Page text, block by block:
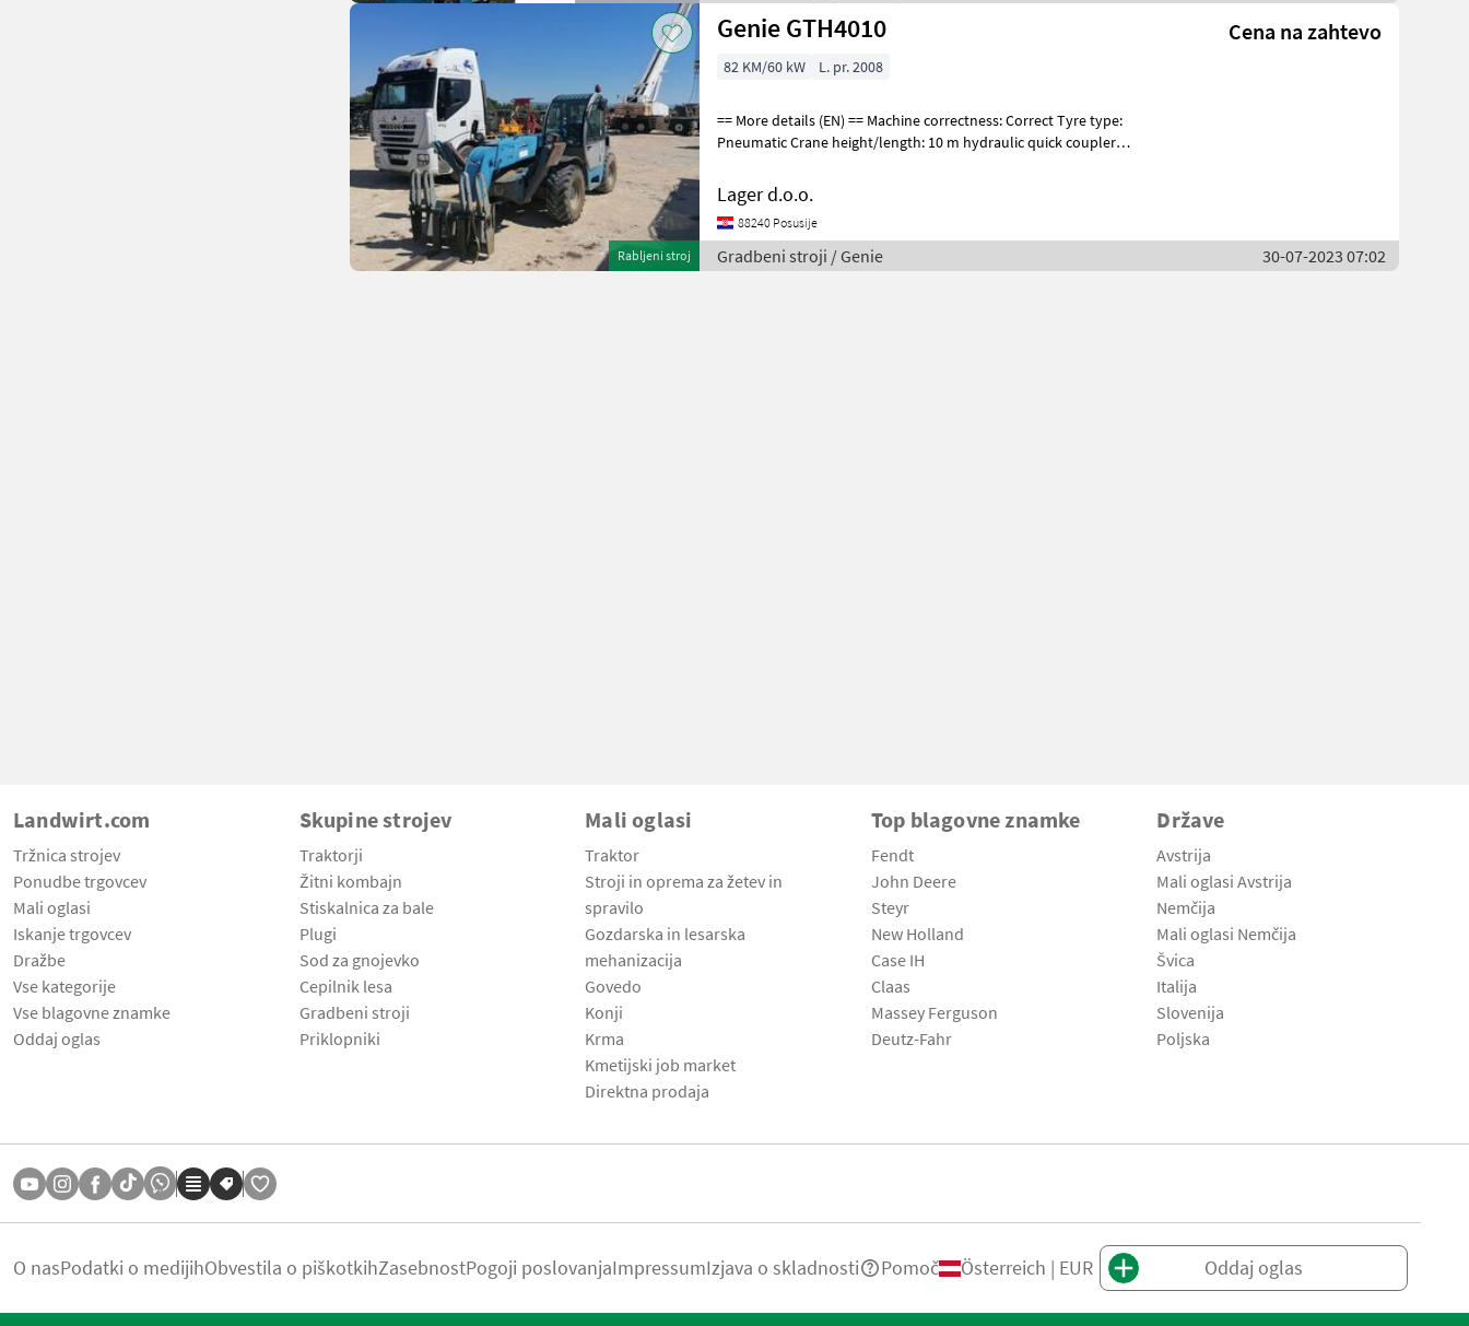
Rabljeni stroj
Genie GTH4010 Cena na zahtevo
82 KM/60 kW L. pr. 2008
== More details (EN) == Machine correctness: Correct Tyre type:
Pneumatic Crane height/length: 10 m hydraulic quick coupler
Lager d.o.o.
88240 Posusije
Gradbeni stroji / Genie 30-07-2023 07:02
Landwirt.com
Tržnica strojev
Ponudbe trgovcev
Mali oglasi
Iskanje trgovcev
Dražbe
Vse kategorije
Vse blagovne znamke
Oddaj oglas
Skupine strojev
Traktorji
Žitni kombajn
Stiskalnica za bale
Plugi
Sod za gnojevko
Cepilnik lesa
Gradbeni stroji
Priklopniki
Mali oglasi
Traktor
Stroji in oprema za žetev in
spravilo
Gozdarska in lesarska
mehanizacija
Govedo
Konji
Krma
Kmetijski job market
Direktna prodaja
Top blagovne znamke
Fendt
John Deere
Steyr
New Holland
Case IH
Claas
Massey Ferguson
Deutz-Fahr
Države
Avstrija
Mali oglasi Avstrija
Nemčija
Mali oglasi Nemčija
Švica
Italija
Slovenija
Poljska
O nasPodatki o medijihObvestila o piškotkihZasebnostPogoji poslovanjaImpressumIzjava o skladnosti Pomoč Österreich | EUR Oddaj oglas